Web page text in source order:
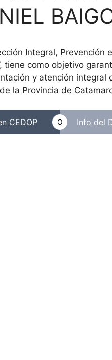
Integral, Prevención
tiene como objetivo
y atención
la Provincia de
CEDOP O Info del